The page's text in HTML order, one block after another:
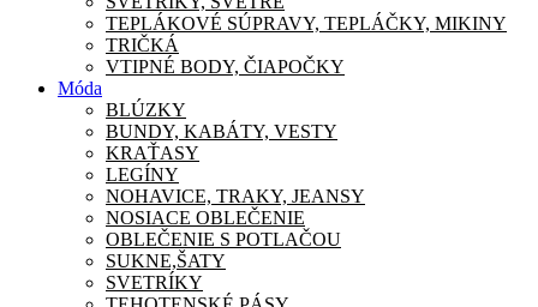
TEPLÁKOVÉ SÚPRAVY, TEPLÁČKY, MIKINY
TRIČKÁ
VTIPNÉ BODY, ČIAPOČKY
Móda
BLÚZKY
BUNDY, KABÁTY, VESTY
KRAŤASY
LEGÍNY
NOHAVICE, TRAKY, JEANSY
NOSIACE OBLEČENIE
OBLEČENIE S POTLAČOU
SUKNE,ŠATY
SVETRÍKY